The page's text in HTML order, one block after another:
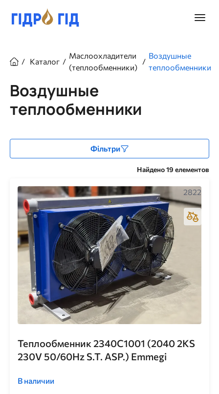
основному
Главное
Строка
навигации
Каталог
Маслоохладители
(теплообменники)
Воздушные
теплообменники
Воздушные
теплообменники
Фільтри
Найдено 19 елементов
Теплообменник 2340C1001 (2040 2KS
230V 50/60Hz S.T. ASP.) Emmegi
В наличии
2822